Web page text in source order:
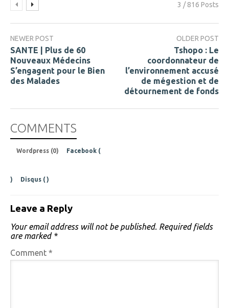
3 / 816 Posts
NEWER POST
SANTE | Plus de 60
Nouveaux Médecins
S’engagent pour le Bien
des Malades
OLDER POST
Tshopo : Le
coordonnateur de
l’environnement accusé
de mégestion et de
détournement de fonds
COMMENTS
Wordpress (0) Facebook (
) Disqus ( )
Leave a Reply
Your email address will not be published. Required fields
are marked *
Comment *